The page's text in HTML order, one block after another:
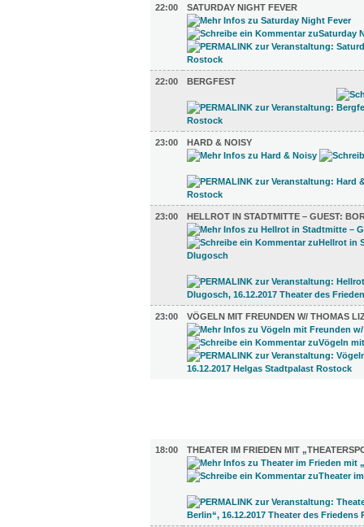
22:00 SATURDAY NIGHT FEVER
22:00 BERGFEST
23:00 HARD & NOISY
23:00 HELLROT IN STADTMITTE – GUEST:
23:00 VÖGELN MIT FREUNDEN W/ THOMAS
18:00
THEATER IM FRIEDEN MIT